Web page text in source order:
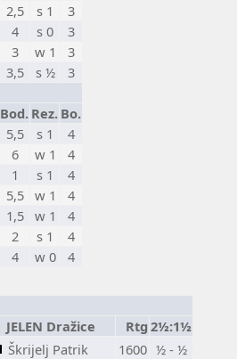
2,5 s 1
3
4 s 0
3
3 w 1
3
3,5 s ½
3
Bod. Rez. Bo.
5,5 s 1
4
6 w 1
4
1 s 1
4
5,5 w 1
4
1,5 w 1
4
2 s 1
4
4 w 0 4
JELEN Dražice Rtg 2½:1½
Škrijelj Patrik 1600 ½ - ½